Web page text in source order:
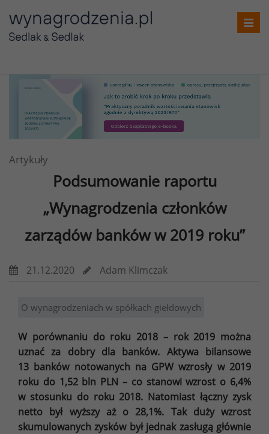
Artykuły
Podsumowanie raportu
„Wynagrodzenia członków
zarządów banków w 2019 roku”
21.12.2020 Adam Klimczak
O wynagrodzeniach w spółkach giełdowych
W porównaniu do roku 2018 – rok 2019 można
uznać za dobry dla banków. Aktywa bilansowe
13 banków notowanych na GPW wzrosły w 2019
roku do 1,52 bln PLN – co stanowi wzrost o 6,4%
w stosunku do roku 2018. Natomiast łączny zysk
netto był wyższy aż o 28,1%. Tak duży wzrost
skumulowanych zysków był jednak zasługą głównie